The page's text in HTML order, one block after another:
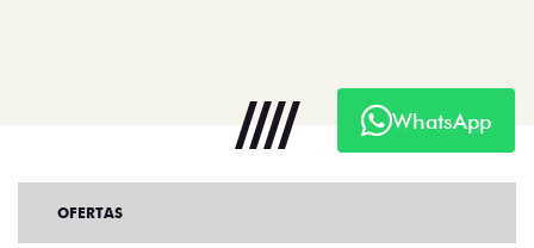
WhatsApp
OFERTAS